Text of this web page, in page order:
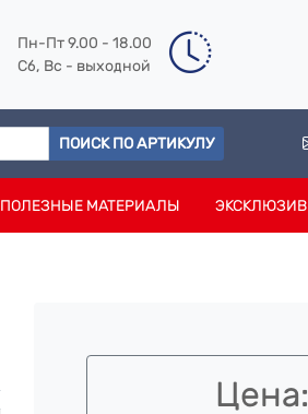
Пн-Пт 9.00 - 18.00
Сб, Вс - выходной
ПОИСК ПО АРТИКУЛУ
ПОЛЕЗНЫЕ МАТЕРИАЛЫ ЭКСКЛЮЗИВ
Цена: